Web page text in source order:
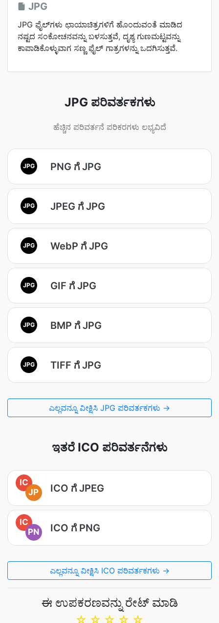
JPG
JPG ಫೈಲ್‌ಗಳು ಛಾಯಾಚಿತ್ರಗಳಿಗೆ ಹೊಂದುವಂತೆ ಮಾಡಿದ
ನಷ್ಟದ ಸಂಕೋಚನವನ್ನು ಬಳಸುತ್ತವೆ, ದೃಶ್ಯ ಗುಣಮಟ್ಟವನ್ನು
ಕಾಪಾಡಿಕೊಳ್ಳುವಾಗ ಸಣ್ಣ ಫೈಲ್ ಗಾತ್ರಗಳನ್ನು ಒದಗಿಸುತ್ತವೆ.
JPG ಪರಿವರ್ತಕಗಳು
ಹೆಚ್ಚಿನ ಪರಿವರ್ತನೆ ಪರಿಕರಗಳು ಲಭ್ಯವಿದೆ
JPG PNG ಗೆ JPG
JPG JPEG ಗೆ JPG
JPG WebP ಗೆ JPG
JPG GIF ಗೆ JPG
JPG BMP ಗೆ JPG
JPG TIFF ಗೆ JPG
ಎಲ್ಲವನ್ನೂ ವೀಕ್ಷಿಸಿ JPG ಪರಿವರ್ತಕಗಳು →
ಇತರೆ ICO ಪರಿವರ್ತನೆಗಳು
IC
JP
ICO ಗೆ JPEG
IC
PN
ICO ಗೆ PNG
ಎಲ್ಲವನ್ನೂ ವೀಕ್ಷಿಸಿ ICO ಪರಿವರ್ತಕಗಳು →
ಈ ಉಪಕರಣವನ್ನು ರೇಟ್ ಮಾಡಿ
☆
☆
☆
☆
☆